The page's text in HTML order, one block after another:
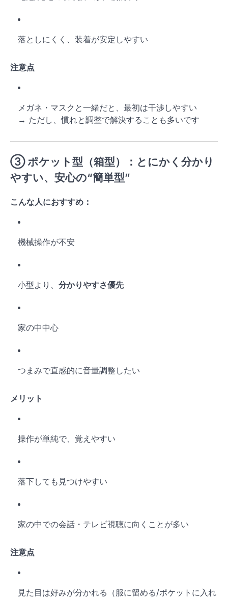
落としにくく、装着が安定しやすい
注意点
メガネ・マスクと一緒だと、最初は干渉しやすい
→ ただし、慣れと調整で解決することも多いです
③ポケット型（箱型）
：とにかく分かり
やすい、安心の“簡単型”
こんな人におすすめ：
機械操作が不安
小型より、 分かりやすさ優先
家の中中心
つまみで直感的に音量調整したい
メリット
操作が単純で、覚えやすい
落下しても見つけやすい
家の中での会話・テレビ視聴に向くことが多い
注意点
見た目は好みが分かれる（服に留める/ポケットに入れ